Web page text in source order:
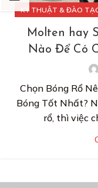
KỸ THUẬT & ĐÀO
Molten hay
Nào Để Có
Chọn Bóng Rổ
Bóng Tốt Nhất?
rổ, thì việc